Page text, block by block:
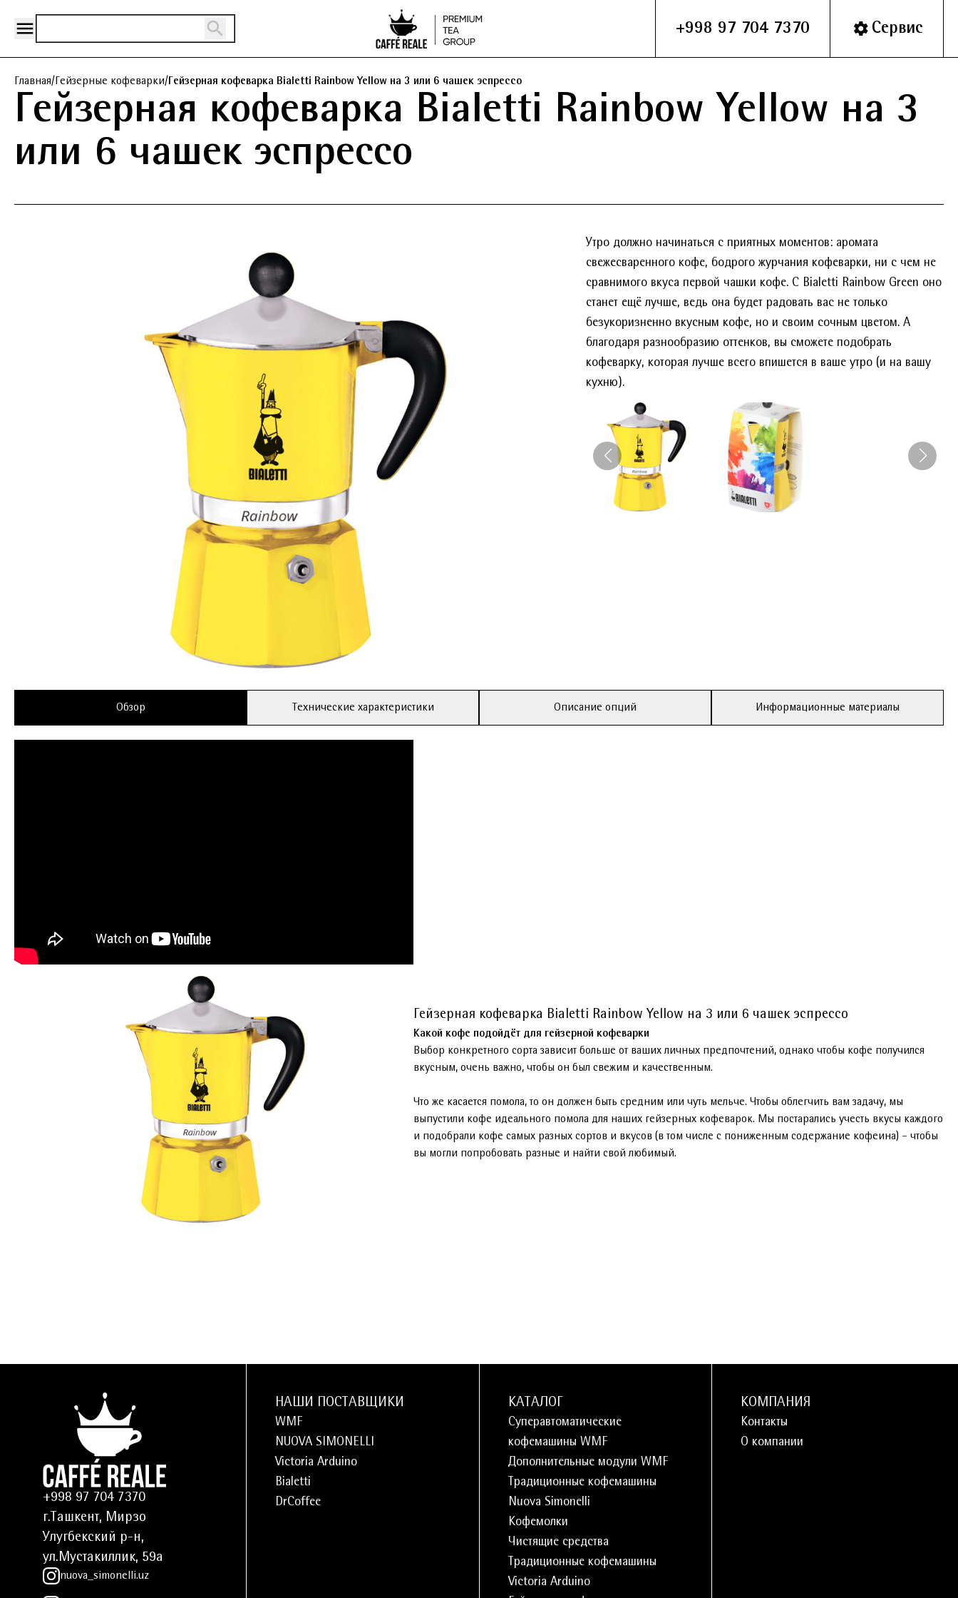
+998 97 704 7370 Сервис
Главная/ Гейзерные кофеварки/ Гейзерная кофеварка Bialetti Rainbow Yellow на 3 или 6 чашек эспрессо
Гейзерная кофеварка Bialetti Rainbow Yellow на 3
или 6 чашек эспрессо
Утро должно начинаться с приятных моментов: аромата
свежесваренного кофе, бодрого журчания кофеварки, ни с чем не
сравнимого вкуса первой чашки кофе. С Bialetti Rainbow Green оно
станет ещё лучше, ведь она будет радовать вас не только
безукоризненно вкусным кофе, но и своим сочным цветом. А
благодаря разнообразию оттенков, вы сможете подобрать
кофеварку, которая лучше всего впишется в ваше утро (и на вашу
кухню).
Обзор Технические характеристики Описание опций Информационные материалы
Гейзерная кофеварка Bialetti Rainbow Yellow на 3 или 6 чашек эспрессо
Какой кофе подойдёт для гейзерной кофеварки
Выбор конкретного сорта зависит больше от ваших личных предпочтений, однако чтобы кофе получился
вкусным, очень важно, чтобы он был свежим и качественным.
Что же касается помола, то он должен быть средним или чуть мельче. Чтобы облегчить вам задачу, мы
выпустили кофе идеального помола для наших гейзерных кофеварок. Мы постарались учесть вкусы каждого
и подобрали кофе самых разных сортов и вкусов (в том числе с пониженным содержание кофеина) – чтобы
вы могли попробовать разные и найти свой любимый.
+998 97 704 7370
г.Ташкент, Мирзо
Улугбекский р-н,
ул.Мустакиллик, 59а
nuova_simonelli.uz
НАШИ ПОСТАВЩИКИ
WMF
NUOVA SIMONELLI
Victoria Arduino
Bialetti
DrCoffee
КАТАЛОГ
Суперавтоматические
кофемашины WMF
Дополнительные модули WMF
Традиционные кофемашины
Nuova Simonelli
Кофемолки
Чистящие средства
Традиционные кофемашины
Victoria Arduino
КОМПАНИЯ
Контакты
О компании